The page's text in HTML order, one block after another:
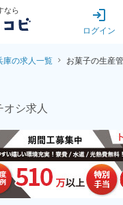
なら
ログイン
庫の求人一覧 お菓子の生産
生産管理
シ求人